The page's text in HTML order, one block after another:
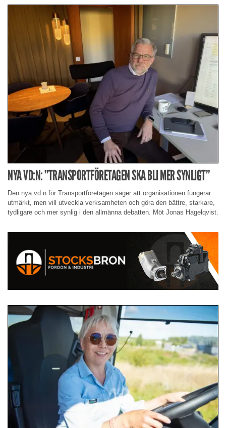
NYA VD:N: ”TRANSPORTFÖRETAGEN SKA BLI MER SYNLIGT”
Den nya vd:n för Transportföretagen säger att organisationen fungerar
utmärkt, men vill utveckla verksamheten och göra den bättre, starkare,
tydligare och mer synlig i den allmänna debatten. Möt Jonas Hagelqvist.